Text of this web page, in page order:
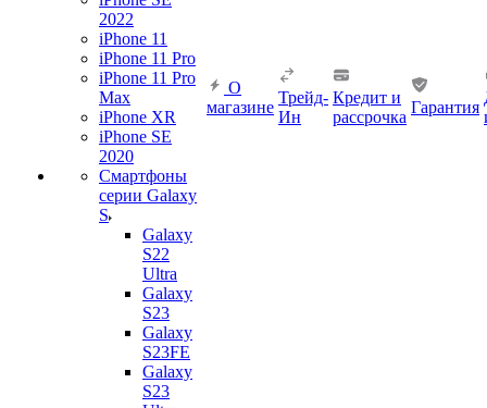
2022
iPhone 11
iPhone 11 Pro
iPhone 11 Pro
Max
iPhone XR
iPhone SE
2020
Смартфоны
серии Galaxy
S
Galaxy
S22
Ultra
Galaxy
S23
Galaxy
S23FE
Galaxy
S23
О
магазине
Трейд-
Ин
Кредит и
рассрочка
Гарантия